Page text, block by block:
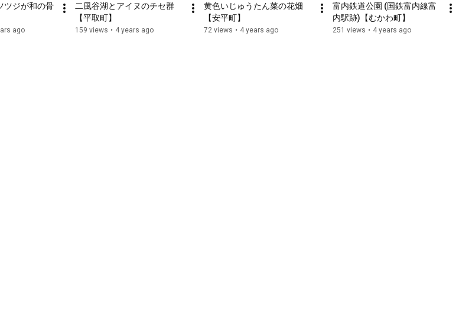
ツジが和の骨
ago
二風谷湖とアイヌのチセ群
【平取町】
159 views • 4 years ago
黄色いじゅうたん菜の花畑
【安平町】
72 views • 4 years ago
富内鉄道公園 (国鉄富内線富
内駅跡)【むかわ町】
251 views • 4 years ago